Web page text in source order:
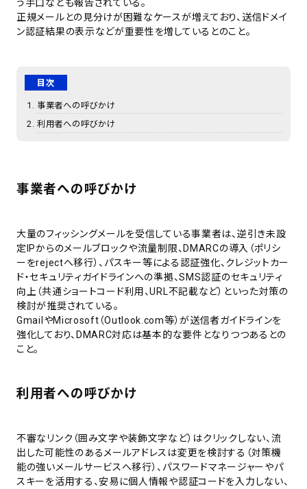
う手口なども報告されている。
正規メールとの見分けが困難なケースが増えており、送信ドメイ
ン認証結果の表示などが重要性を増しているとのこと。
目次
事業者への呼びかけ
利用者への呼びかけ
事業者への呼びかけ
大量のフィッシングメールを受信している事業者は、逆引き未設
定IPからのメールブロックや流量制限、DMARCの導入（ポリシ
ーをrejectへ移行）、パスキー等による認証強化、クレジットカー
ド・セキュリティガイドラインへの準拠、SMS認証のセキュリティ
向上（共通ショートコード利用、URL不記載など）といった対策の
検討が推奨されている。
GmailやMicrosoft（Outlook.com等）が送信者ガイドラインを
強化しており、DMARC対応は基本的な要件となりつつあるとの
こと。
利用者への呼びかけ
不審なリンク（囲み文字や装飾文字など）はクリックしない、流
出した可能性のあるメールアドレスは変更を検討する（対策機
能の強いメールサービスへ移行）、パスワードマネージャーやパ
スキーを活用する、安易に個人情報や認証コードを入力しない、